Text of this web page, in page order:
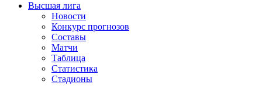
Высшая лига
Новости
Конкурс прогнозов
Составы
Матчи
Таблица
Статистика
Стадионы